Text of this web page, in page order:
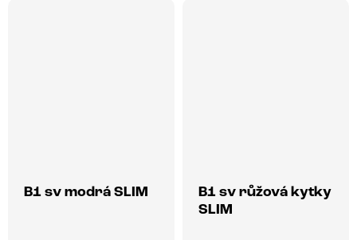
B1 sv modrá SLIM
B1 sv růžová kytky
SLIM